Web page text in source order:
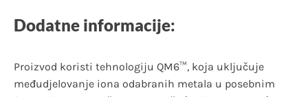
Dodatne informacije:
Proizvod koristi tehnologiju QM6™, koja uključuje
međudjelovanje iona odabranih metala u posebnim